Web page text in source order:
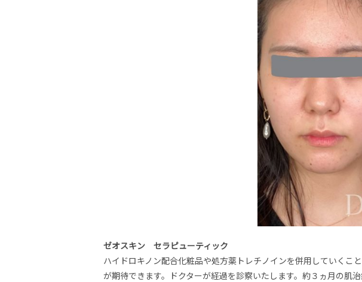
ゼオスキン セラピューティック
ハイドロキノン配合化粧品や処方薬トレチノインを併用していくこ
が期待できます。ドクターが経過を診察いたします。約３ヵ月の肌治